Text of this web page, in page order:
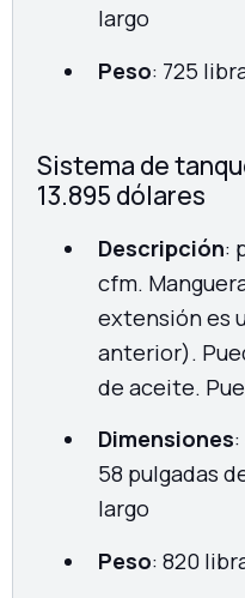
largo
Peso: 725
Sistema de
13.895 dólares
Descripción:
cfm.
extensión es
anterior).
de aceite.
Dimensiones
58 pulgadas
largo
Peso: 820